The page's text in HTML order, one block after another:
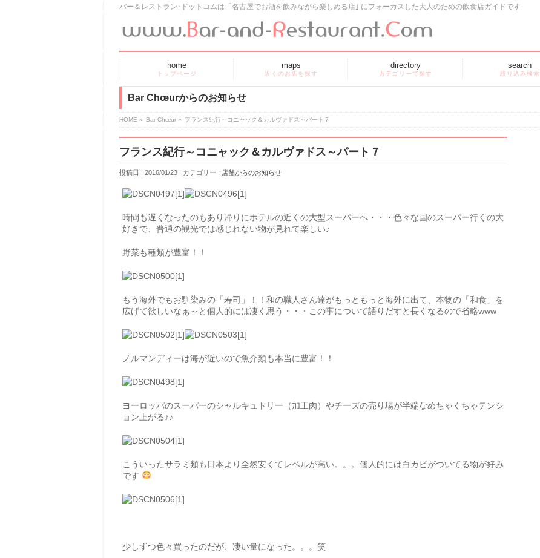
バー＆レストラン･ドットコムは「名古屋でお酒を飲みながら楽しめる店｣ にフォーカスした大人のための飲食店ガイドです
home
トップページ
maps
近くのお店を探す
directory
カテゴリーで探す
search
絞り込み検索
Bar Chœurからのお知らせ
HOME » Bar Chœur » フランス紀行～コニャック＆カルヴァドス～パート７
フランス紀行～コニャック＆カルヴァドス～パート７
投稿日 : 2016/01/23 | カテゴリー : 店舗からのお知らせ
時間も遅くなったのもあり帰りにホテルの近くの大型スーパーへ・・・色々な国のスーパー行くの大
好きで、普通の観光では感じれない物が見れて楽しい♪
野菜も種類が豊富！！
もう海外でもお馴染みの「寿司」！！和の職人さん達がもっともっと海外に出て、本物の「和食」を
広げて欲しいなぁ～と個人的には凄く思う・・・この事について語りだすと長くなるので省略www
ノルマンディーは海が近いので魚介類も本当に豊富！！
ヨーロッパのスーパーのシャルキュトリー（加工肉）やチーズの売り場が半端なめちゃくちゃテンシ
ョン上がる♪♪
こういったサラミ類も日本より全然安くてレベルが高い。。。個人的には白カビがついてる物が好み
です
少しずつ色々買ったのだが、凄い量になった。。。笑